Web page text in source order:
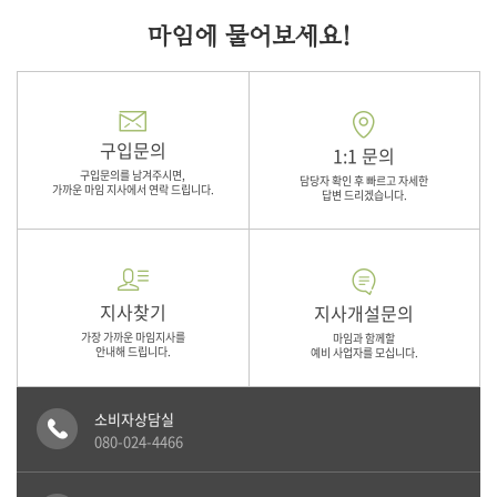
마임에 물어보세요!
구입문의
구입문의를 남겨주시면,
가까운 마임 지사에서 연락 드립니다.
1:1 문의
담당자 확인 후 빠르고 자세한
답변 드리겠습니다.
지사찾기
가장 가까운 마임지사를
안내해 드립니다.
지사개설문의
마임과 함께할
예비 사업자를 모십니다.
소비자상담실
080-024-4466